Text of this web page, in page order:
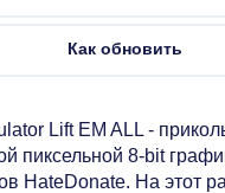
Как обновить
Lift EM ALL -
пиксельной 8-bit
HateDonate. На этот